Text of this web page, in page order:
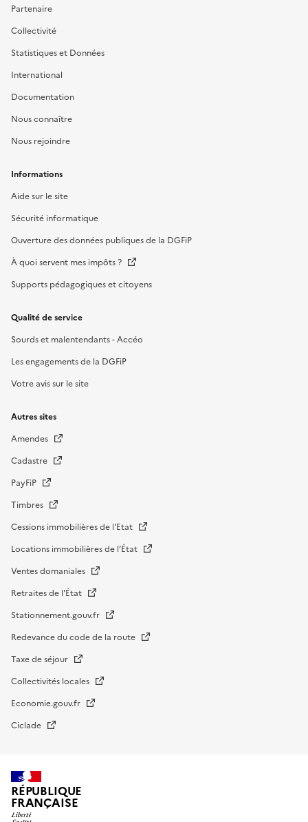
Partenaire
Collectivité
Statistiques et Données
International
Documentation
Nous connaître
Nous rejoindre
Informations
Aide sur le site
Sécurité informatique
Ouverture des données publiques de la DGFiP
À quoi servent mes impôts ?
Supports pédagogiques et citoyens
Qualité de service
Sourds et malentendants - Accéo
Les engagements de la DGFiP
Votre avis sur le site
Autres sites
Amendes
Cadastre
PayFiP
Timbres
Cessions immobilières de l'Etat
Locations immobilières de l’État
Ventes domaniales
Retraites de l'État
Stationnement.gouv.fr
Redevance du code de la route
Taxe de séjour
Collectivités locales
Economie.gouv.fr
Ciclade
RÉPUBLIQUE
FRANÇAISE